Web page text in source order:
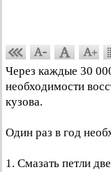
Через каждые 30
необходимости
кузова.
Один раз в год
1. Смазать петли